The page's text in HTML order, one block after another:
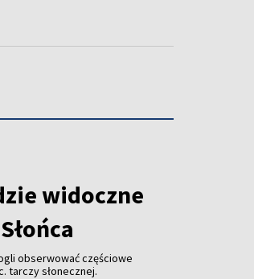
widoczne
obserwować częściowe
tarczy słonecznej.